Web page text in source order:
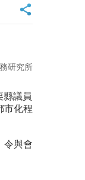
研究所
縣議員
市化程
令與會